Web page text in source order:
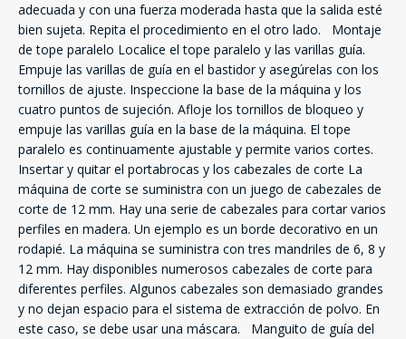
adecuada y con una fuerza moderada hasta que la salida esté
bien sujeta. Repita el procedimiento en el otro lado. Montaje
de tope paralelo Localice el tope paralelo y las varillas guía.
Empuje las varillas de guía en el bastidor y asegúrelas con los
tornillos de ajuste. Inspeccione la base de la máquina y los
cuatro puntos de sujeción. Afloje los tornillos de bloqueo y
empuje las varillas guía en la base de la máquina. El tope
paralelo es continuamente ajustable y permite varios cortes.
Insertar y quitar el portabrocas y los cabezales de corte La
máquina de corte se suministra con un juego de cabezales de
corte de 12 mm. Hay una serie de cabezales para cortar varios
perfiles en madera. Un ejemplo es un borde decorativo en un
rodapié. La máquina se suministra con tres mandriles de 6, 8 y
12 mm. Hay disponibles numerosos cabezales de corte para
diferentes perfiles. Algunos cabezales son demasiado grandes
y no dejan espacio para el sistema de extracción de polvo. En
este caso, se debe usar una máscara. Manguito de guía del